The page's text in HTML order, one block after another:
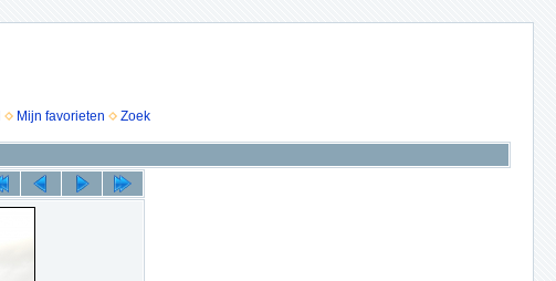
Mijn favorieten Zoek